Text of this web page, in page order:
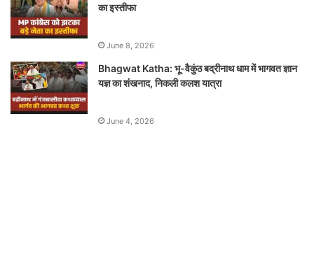
का इस्तीफा
June 8, 2026
Bhagwat Katha: भू-वैकुंठ बद्रीनाथ धाम में भागवत ज्ञान
यज्ञ का शंखनाद, निकली कलश यात्रा
June 4, 2026